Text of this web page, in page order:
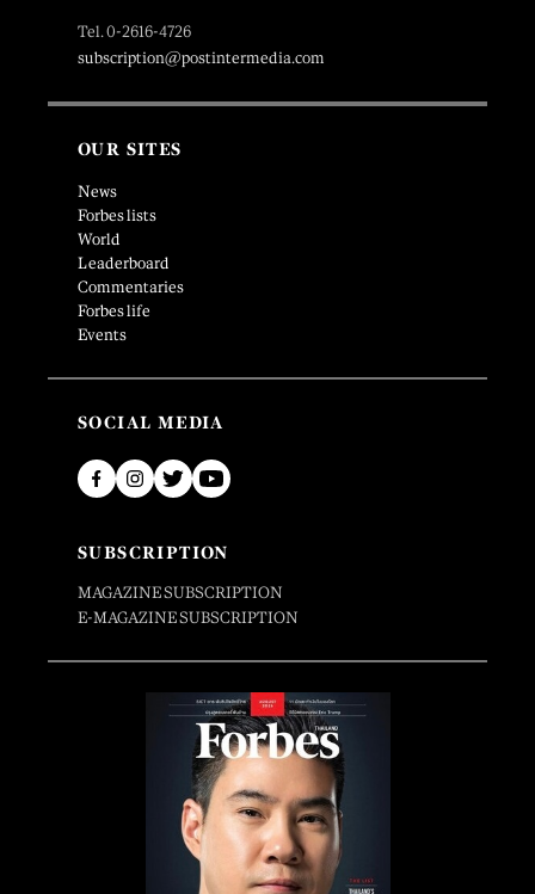
Tel. 0-2616-4726
subscription@postintermedia.com
OUR SITES
News
Forbes lists
World
Leaderboard
Commentaries
Forbes life
Events
SOCIAL MEDIA
SUBSCRIPTION
MAGAZINE SUBSCRIPTION
E-MAGAZINE SUBSCRIPTION